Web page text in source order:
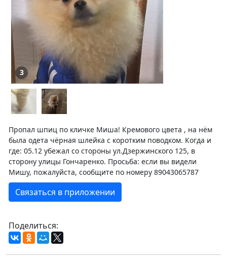
3
Пропал шпиц по кличке Миша! Кремового цвета , на нём
была одета чёрная шлейка с коротким поводком. Когда и
где: 05.12 убежал со стороны ул.Дзержинского 125, в
сторону улицы Гончаренко. Просьба: если вы видели
Мишу, пожалуйста, сообщите по номеру 89043065787
Связаться в приложении
Поделиться: